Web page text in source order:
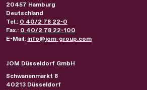
20457 Hamburg
Deutschland
Tel.: 0 40/2 78 22-0
Fax.: 0 40/2 78 22-100
E-Mail: info@jom-group.com
JOM Düsseldorf GmbH
Schwanenmarkt 8
40213 Düsseldorf